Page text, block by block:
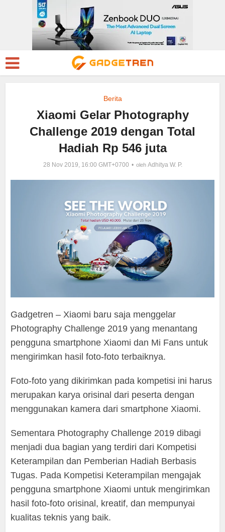
Berita
Xiaomi Gelar Photography
Challenge 2019 dengan Total
Hadiah Rp 546 juta
28 Nov 2019, 16:00 GMT+0700 oleh Adhitya W. P.
Gadgetren – Xiaomi baru saja menggelar
Photography Challenge 2019 yang menantang
pengguna smartphone Xiaomi dan Mi Fans untuk
mengirimkan hasil foto-foto terbaiknya.
Foto-foto yang dikirimkan pada kompetisi ini harus
merupakan karya orisinal dari peserta dengan
menggunakan kamera dari smartphone Xiaomi.
Sementara Photography Challenge 2019 dibagi
menjadi dua bagian yang terdiri dari Kompetisi
Keterampilan dan Pemberian Hadiah Berbasis
Tugas. Pada Kompetisi Keterampilan mengajak
pengguna smartphone Xiaomi untuk mengirimkan
hasil foto-foto orisinal, kreatif, dan mempunyai
kualitas teknis yang baik.